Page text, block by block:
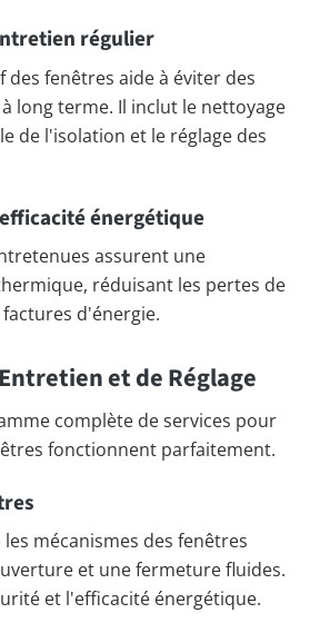
régulier
fenêtres aide à éviter des
long terme. Il inclut le nettoyage
de l'isolation et le réglage des
énergétique
assurent une
réduisant les pertes de
d'énergie.
et de Réglage
complète de services pour
fonctionnent parfaitement.
mécanismes des fenêtres
et une fermeture fluides.
et l'efficacité énergétique.